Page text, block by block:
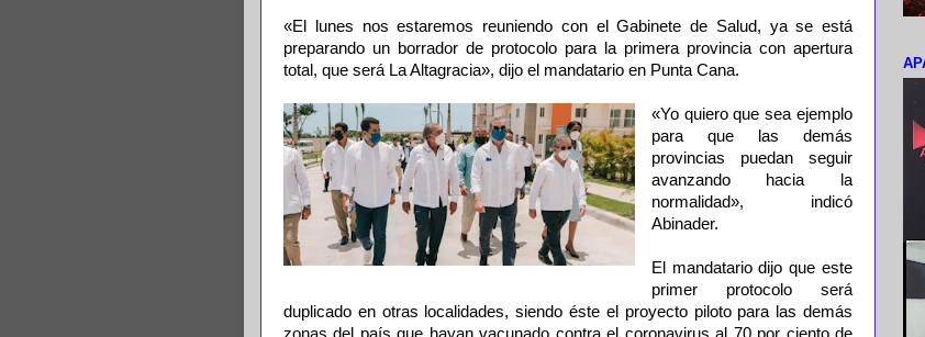
«El lunes nos estaremos reuniendo con el Gabinete de Salud, ya se está
preparando un borrador de protocolo para la primera provincia con apertura
total, que será La Altagracia», dijo el mandatario en Punta Cana.
«Yo quiero que sea ejemplo
para que las demás
provincias puedan seguir
avanzando hacia la
normalidad», indicó
Abinader.
El mandatario dijo que este
primer protocolo será
duplicado en otras localidades, siendo éste el proyecto piloto para las demás